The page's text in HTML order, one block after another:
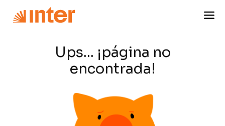
Ups... ¡página no
encontrada!